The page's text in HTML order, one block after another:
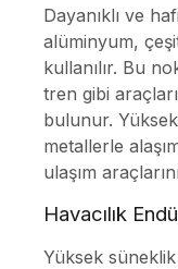
Dayanıklı ve
alüminyum,
kullanılır. Bu
tren gibi
bulunur.
metallerle
ulaşım
Havacılık
Yüksek